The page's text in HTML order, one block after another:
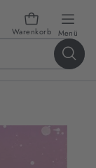
Warenkorb Menü